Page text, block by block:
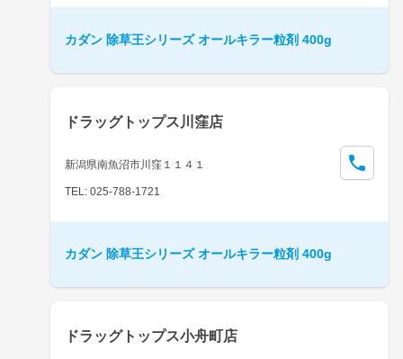
カダン 除草王シリーズ オールキラー粒剤 400g
ドラッグトップス川窪店
新潟県南魚沼市川窪１１４１
TEL: 025-788-1721
カダン 除草王シリーズ オールキラー粒剤 400g
ドラッグトップス小舟町店